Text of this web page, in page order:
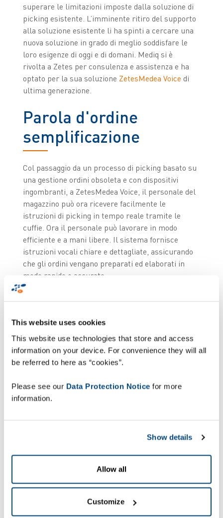
This website uses cookies
This website use technologies that store and access
information on your device. For convenience they will all
be referred to here as “cookies”.
Please see our Data Protection Notice for more
information.
Show details
Allow all
Customize
superare le limitazioni imposte dalla soluzione di
picking esistente. L’imminente ritiro del supporto
alla soluzione esistente li ha spinti a cercare una
nuova soluzione in grado di meglio soddisfare le
loro esigenze di oggi e di domani. Mediq si è
rivolta a Zetes per consulenza e assistenza e ha
optato per la sua soluzione ZetesMedea Voice di
ultima generazione.
Parola d'ordine
semplificazione
Col passaggio da un processo di picking basato su
una gestione ordini obsoleta e con dispositivi
ingombranti, a ZetesMedea Voice, il personale del
magazzino può ora ricevere facilmente le
istruzioni di picking in tempo reale tramite le
cuffie. Ora il personale può lavorare in modo
efficiente e a mani libere. Il sistema fornisce
istruzioni vocali chiare e dettagliate, assicurando
che gli ordini vengano preparati ed elaborati in
modo rapido e accurato.
gli operatori possono essere operativi in pochi
minuti. ZetesMedea semplifica il consolidamento
dei processi di picking, permettendo a Mediq di
ottimizzare l'uso della forza lavoro e di ridurre al
le varie posizioni di picking.